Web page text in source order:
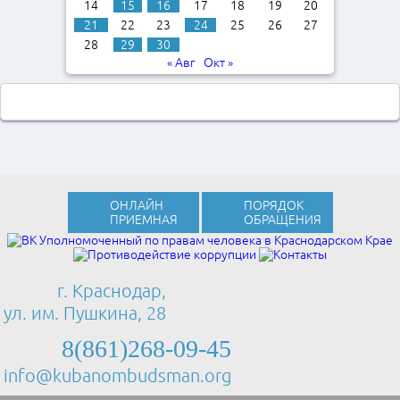
14 15 16 17 18 19
20
21
22 23 24 25 26
27
28
29
30
« Авг
Окт »
ОНЛАЙН
ПРИЕМНАЯ
ПОРЯДОК
ОБРАЩЕНИЯ
г. Краснодар,
ул. им. Пушкина, 28
8(861)268-09-45
info@kubanombudsman.org